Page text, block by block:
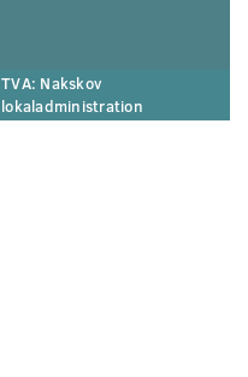
TVA: Nakskov
lokaladministration